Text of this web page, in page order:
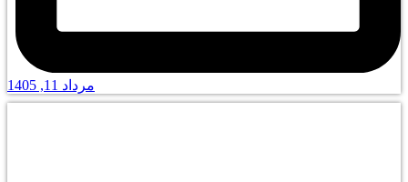
مرداد 11, 1405